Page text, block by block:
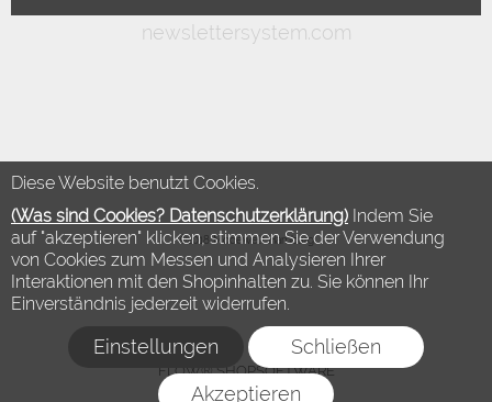
Diese Website benutzt Cookies.
(Was sind Cookies? Datenschutzerklärung) Indem Sie
auf "akzeptieren" klicken, stimmen Sie der Verwendung
von Cookies zum Messen und Analysieren Ihrer
Interaktionen mit den Shopinhalten zu. Sie können Ihr
Einverständnis jederzeit widerrufen.
Einstellungen Schließen
Akzeptieren
©2018 Modewelt Hamburg
FLOW® SHOPSOFTWARE